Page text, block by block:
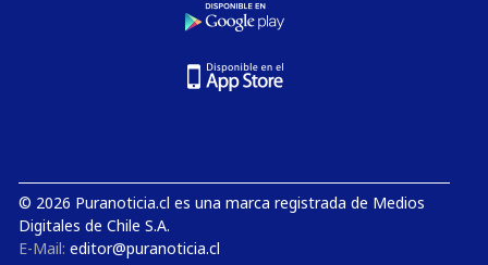
© 2026 Puranoticia.cl es una marca registrada de Medios
Digitales de Chile S.A.
E-Mail: editor@puranoticia.cl